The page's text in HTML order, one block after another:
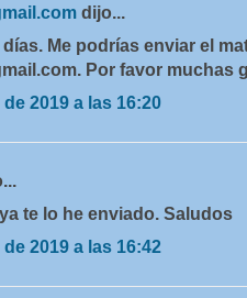
dijo...
Me podrías enviar el
Por favor muchas
2019 a las 16:20
te lo he enviado. Saludos
2019 a las 16:42